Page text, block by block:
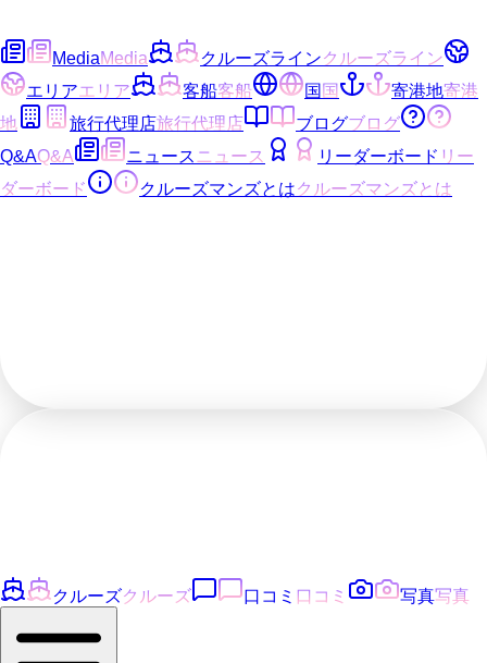
MediaMedia クルーズラインクルーズライン
エリアエリア 客船客船 国国 寄港地寄港
地
旅行代理店旅行代理店 ブログブログ
Q&AQ&A ニュース ニュース リーダーボード リー
ダーボード
クルーズマンズとはクルーズマンズとは
クルーズクルーズ 口コミ 口コミ 写真写真